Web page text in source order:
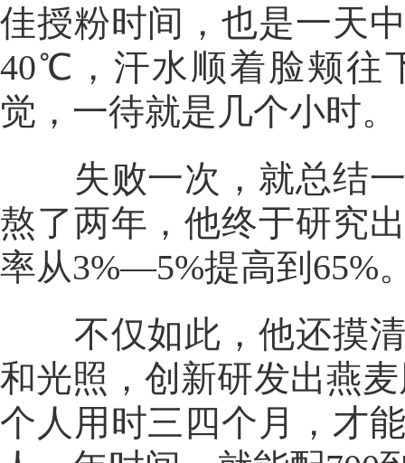
佳授粉时间，也是一天
40℃，汗水顺着脸颊往
觉，一待就是几个小时。
失败一次，就总结一
熬了两年，他终于研究
率从3%—5%提高到65%
不仅如此，他还摸清
和光照，创新研发出燕
个人用时三四个月，才